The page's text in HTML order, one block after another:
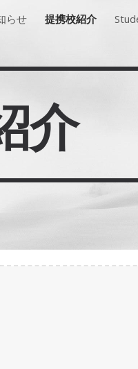
Skip to navigation
らせ 提携校紹介
介